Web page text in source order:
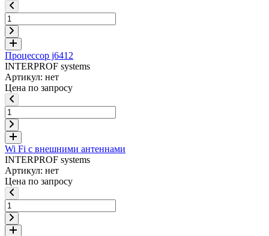
Процессор j6412
INTERPROF systems
Артикул: нет
Цена по запросу
Wi Fi с внешними антеннами
INTERPROF systems
Артикул: нет
Цена по запросу